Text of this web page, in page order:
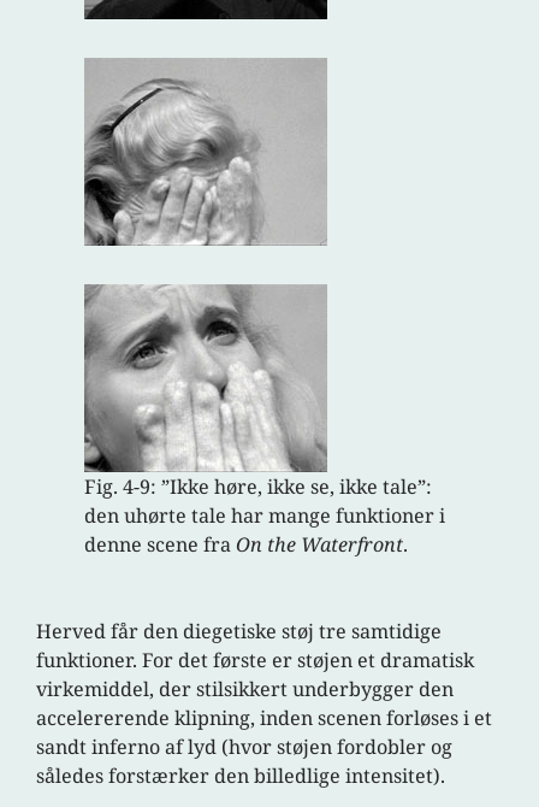
Fig. 4-9: ”Ikke høre, ikke se, ikke tale”:
den uhørte tale har mange funktioner i
denne scene fraOn the Waterfront.
Herved får den diegetiske støj tre samtidige
funktioner. For det første er støjen et dramatisk
virkemiddel, der stilsikkert underbygger den
accelererende klipning, inden scenen forløses i et
sandt inferno af lyd (hvor støjen fordobler og
således forstærker den billedlige intensitet).